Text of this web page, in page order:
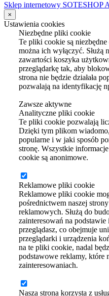
Sklep internetowy SOTESHOP
×
Ustawienia cookies
Niezbędne pliki cookie
Te pliki cookie są
można ich wyłączyć. Służą
zawartości koszyka
przeglądarkę tak, aby
strona nie będzie działała
pozwalają na identyfikację
Zawsze aktywne
Analityczne pliki cookie
Te pliki cookie pozwalają
Dzięki tym plikom
popularne i w jaki sposób
stronę. Wszystkie
cookie są anonimowe.
Reklamowe pliki cookie
Reklamowe pliki cookie
pośrednictwem naszej
reklamowych. Służą do
zainteresowań na
przeglądasz, co obejmuje
przeglądarki i urządzenia
na te pliki cookie, nadal
podstawowe reklamy, które
zainteresowaniach.
Nasza strona korzysta z